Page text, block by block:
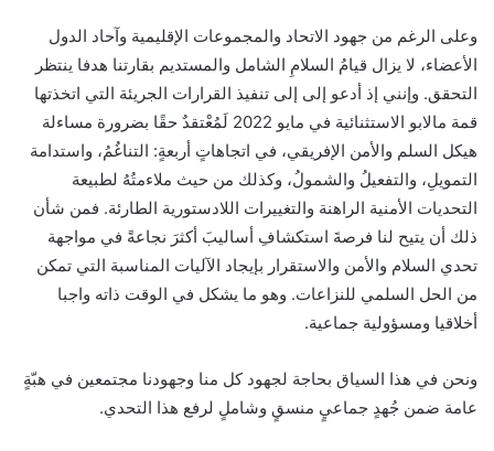
وعلى الرغم من جهود الاتحاد والمجموعات الإقليمية وآحاد الدول
الأعضاء، لا يزال قيامُ السلامِ الشامل والمستديم بقارتنا هدفا ينتظر
التحقق. وإنني إذ أدعو إلى إلى تنفيذ القرارات الجريئة التي اتخذتها
قمة مالابو الاستثنائية في مايو 2022 لَمُعْتقدٌ حقًا بضرورة مساءلة
هيكل السلم والأمن الإفريقي، في اتجاهاتٍ أربعةٍ: التناغُمُ، واستدامة
التمويلِ، والتفعيلُ والشمولُ، وكذلك من حيث ملاءمتُهُ لطبيعة
التحديات الأمنية الراهنة والتغييرات اللادستورية الطارئة. فمن شأن
ذلك أن يتيح لنا فرصةَ استكشافِ أساليبَ أكثرَ نجاعةً في مواجهة
تحدي السلام والأمن والاستقرار بإيجاد الآليات المناسبة التي تمكن
من الحل السلمي للنزاعات. وهو ما يشكل في الوقت ذاته واجبا
أخلاقيا ومسؤولية جماعية.
ونحن في هذا السياق بحاجة لجهود كل منا وجهودنا مجتمعين في هبّةٍ
عامة ضمن جُهدٍ جماعيٍ منسقٍ وشاملٍ لرفع هذا التحدي.